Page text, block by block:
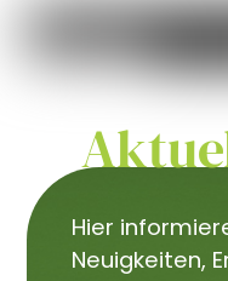
Hier
Neuigkeiten,